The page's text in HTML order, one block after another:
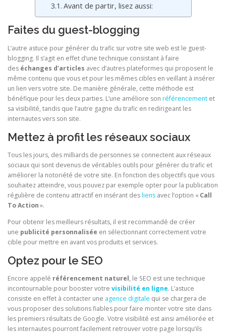
Avant de partir, lisez aussi:
Faites du guest-blogging
L’autre astuce pour générer du trafic sur votre site web est le guest-
blogging. Il s’agit en effet d’une technique consistant à faire
des échanges d’articles avec d’autres plateformes qui proposent le
même contenu que vous et pour les mêmes cibles en veillant à insérer
un lien vers votre site. De manière générale, cette méthode est
bénéfique pour les deux parties. L’une améliore son référencement et
sa visibilité, tandis que l’autre gagne du trafic en redirigeant les
internautes vers son site.
Mettez à profit les réseaux sociaux
Tous les jours, des milliards de personnes se connectent aux réseaux
sociaux qui sont devenus de véritables outils pour générer du trafic et
améliorer la notoriété de votre site. En fonction des objectifs que vous
souhaitez atteindre, vous pouvez par exemple opter pour la publication
régulière de contenu attractif en insérant desliens avec l’option « Call
To Action».
Pour obtenir les meilleurs résultats, il est recommandé de créer
une publicité personnalisée en sélectionnant correctement votre
cible pour mettre en avant vos produits et services.
Optez pour le SEO
Encore appelé référencement naturel, le SEO est une technique
incontournable pour booster votre visibilité en ligne. L’astuce
consiste en effet à contacter une agence digitale qui se chargera de
vous proposer des solutions fiables pour faire monter votre site dans
les premiers résultats de Google. Votre visibilité est ainsi améliorée et
les internautes pourront facilement retrouver votre page lorsqu’ils